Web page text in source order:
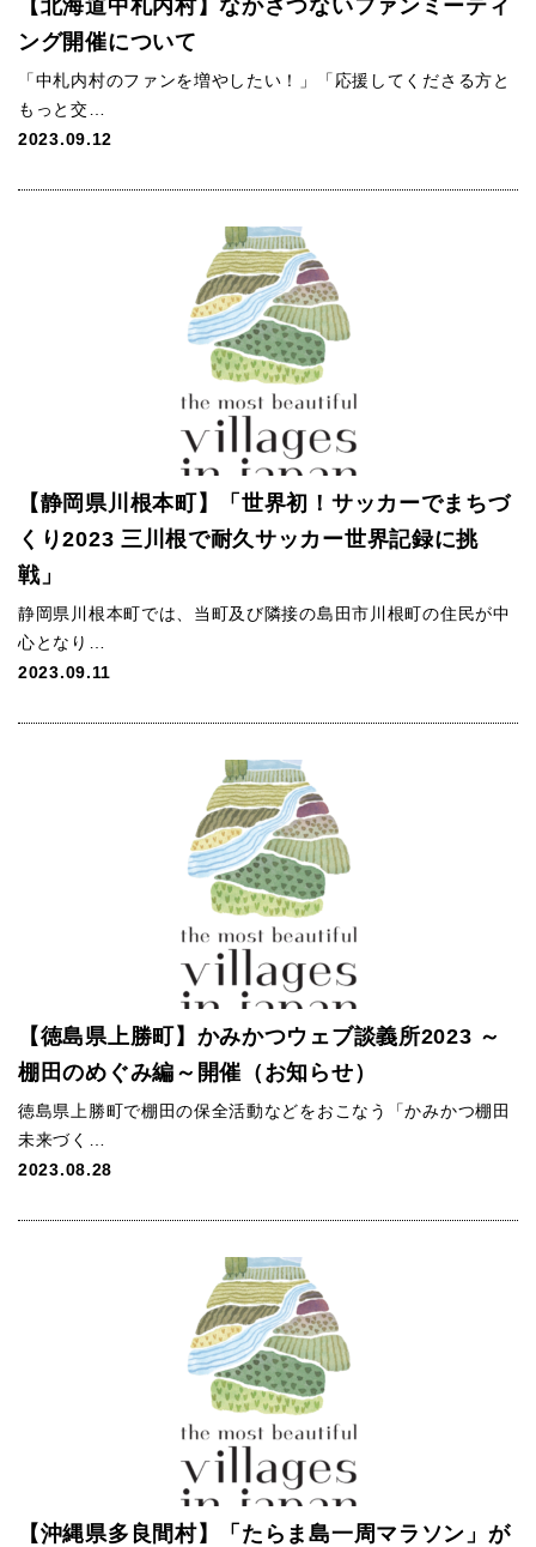
【北海道中札内村】なかさつないファンミーティ
ング開催について
「中札内村のファンを増やしたい！」「応援してくださる方と
もっと交…
2023.09.12
【静岡県川根本町】「世界初！サッカーでまちづ
くり2023 三川根で耐久サッカー世界記録に挑
戦」
静岡県川根本町では、当町及び隣接の島田市川根町の住民が中
心となり…
2023.09.11
【徳島県上勝町】かみかつウェブ談義所2023 ～
棚田のめぐみ編～開催（お知らせ）
徳島県上勝町で棚田の保全活動などをおこなう「かみかつ棚田
未来づく…
2023.08.28
【沖縄県多良間村】「たらま島一周マラソン」が